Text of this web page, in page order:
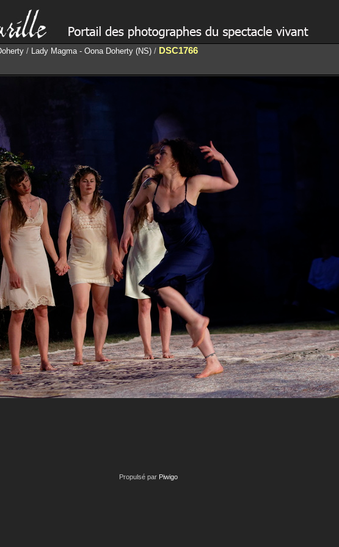
/ Lady Magma - Oona Doherty (NS) / DSC1766
Propulsé par Piwigo